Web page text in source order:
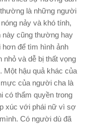
là những người
nảy và khó tính,
này cũng thường hay
để tìm hình ảnh
và dễ bị thất vọng
hậu quả khác của
của người cha là
có thẩm quyền trong
xúc với phái nữ vì sợ
Có người dù đã